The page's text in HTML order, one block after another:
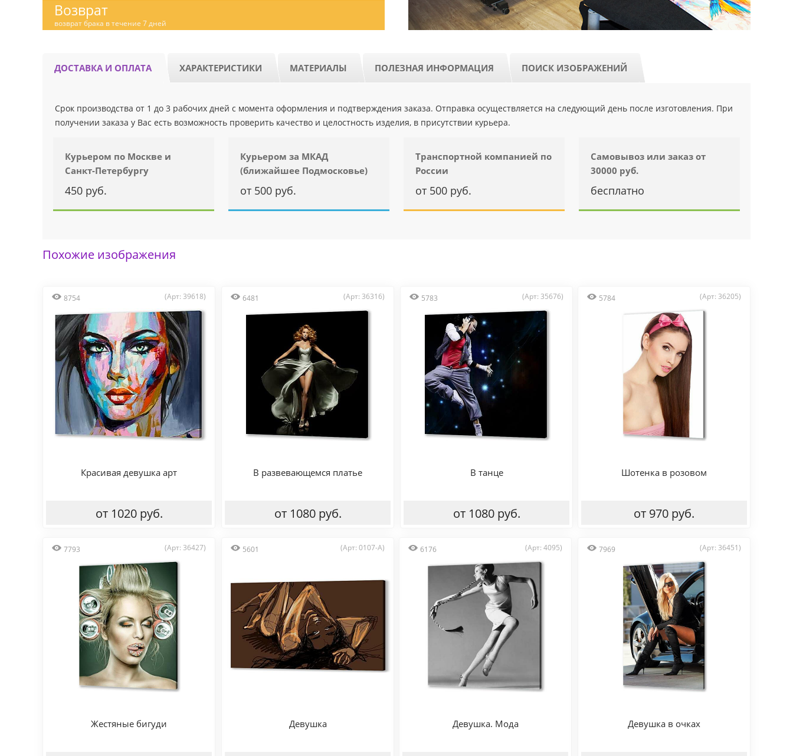
Возврат
возврат брака в течение 7 дней
ДОСТАВКА И ОПЛАТА ХАРАКТЕРИСТИКИ МАТЕРИАЛЫ ПОЛЕЗНАЯ ИНФОРМАЦИЯ ПОИСК ИЗОБРАЖЕНИЙ
Срок производства от 1 до 3 рабочих дней с момента оформления и подтверждения заказа. Отправка осуществляется на следующий день после изготовления. При
получении заказа у Вас есть возможность проверить качество и целостность изделия, в присутствии курьера.
Курьером по Москве и
Санкт-Петербургу
450 руб.
Курьером за МКАД
(ближайшее Подмосковье)
от 500 руб.
Транспортной компанией по
России
от 500 руб.
Самовывоз или заказ от
30000 руб.
бесплатно
Похожие изображения
8754 (Арт: 39618)
Красивая девушка арт
от 1020 руб.
6481 (Арт: 36316)
В развевающемся платье
от 1080 руб.
5783 (Арт: 35676)
В танце
от 1080 руб.
5784 (Арт: 36205)
Шотенка в розовом
от 970 руб.
7793 (Арт: 36427)
Жестяные бигуди
5601 (Арт: 0107-A)
Девушка
6176 (Арт: 4095)
Девушка. Мода
7969 (Арт: 36451)
Девушка в очках